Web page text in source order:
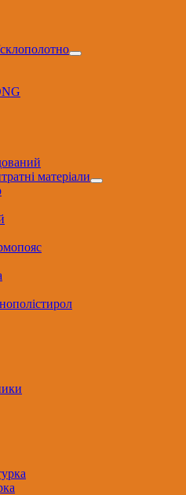
склополотно
матеріали